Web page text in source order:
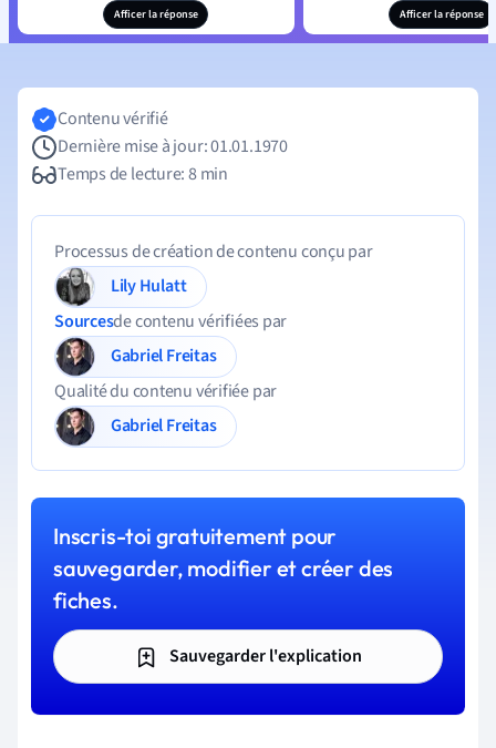
Afficer la réponse Afficer la réponse
Contenu vérifié
Dernière mise à jour: 01.01.1970
Temps de lecture: 8 min
Processus de création de contenu conçu par
Lily Hulatt
Sourcesde contenu vérifiées par
Gabriel Freitas
Qualité du contenu vérifiée par
Gabriel Freitas
Inscris-toi gratuitement pour
sauvegarder, modifier et créer des
fiches.
Sauvegarder l'explication